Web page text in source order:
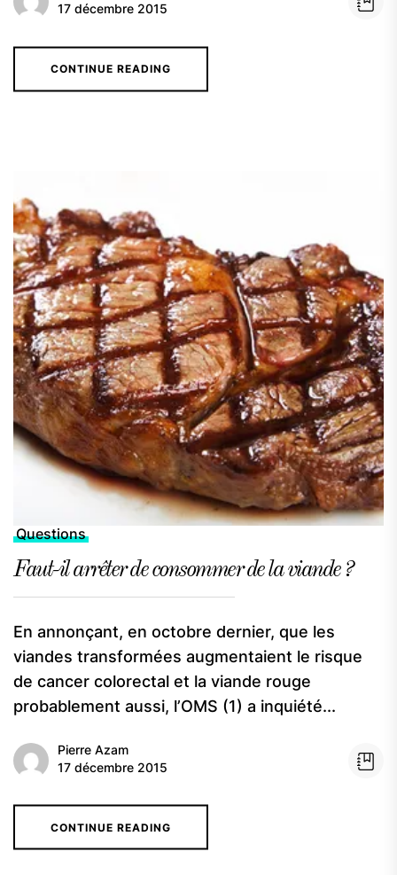
17 décembre 2015
CONTINUE READING
Questions
Faut-il arrêter de consommer de la viande ?
En annonçant, en octobre dernier, que les
viandes transformées augmentaient le risque
de cancer colorectal et la viande rouge
probablement aussi, l’OMS (1) a inquiété...
Pierre Azam
17 décembre 2015
CONTINUE READING